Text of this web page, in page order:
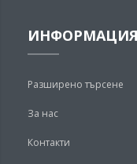
ИНФОРМАЦИЯ
Разширено търсене
За нас
Контакти